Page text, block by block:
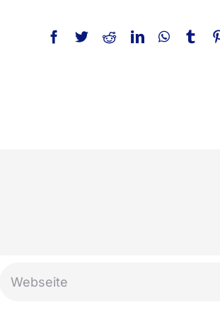
Facebook
TwitterRedditLinkedIn